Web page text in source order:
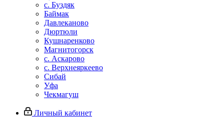
c. Буздяк
Баймак
Давлеканово
Дюртюли
Кушнаренково
Магнитогорск
с. Аскарово
с. Верхнеяркеево
Сибай
Уфа
Чекмагуш
Личный кабинет